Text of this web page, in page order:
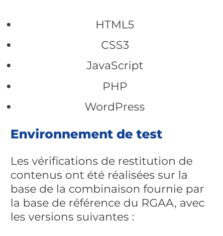
HTML5
CSS3
JavaScript
PHP
WordPress
Environnement de test
Les vérifications de restitution de
contenus ont été réalisées sur la
base de la combinaison fournie par
la base de référence du RGAA, avec
les versions suivantes :